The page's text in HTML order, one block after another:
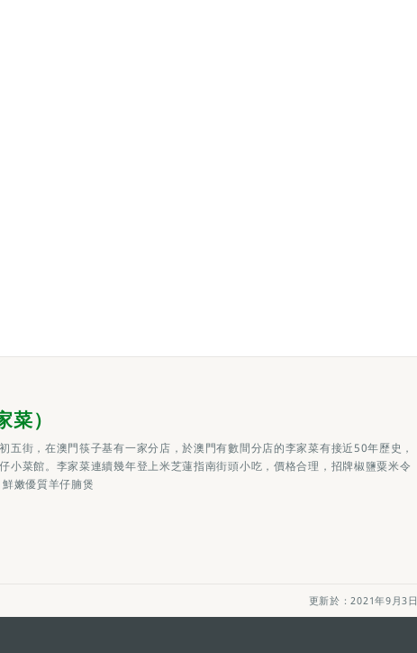
菜）
五街，在澳門筷子基有一家分店，於澳門有數間分店的李家菜有接近50年歷史，
小菜館。李家菜連續幾年登上米芝蓮指南街頭小吃，價格合理，招牌椒鹽粟米令
嫩優質羊仔腩煲
更新於：2021年9月3日